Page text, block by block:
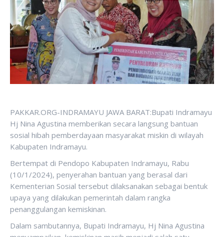
PAKKAR.ORG-INDRAMAYU JAWA BARAT:Bupati Indramayu
Hj Nina Agustina memberikan secara langsung bantuan
sosial hibah pemberdayaan masyarakat miskin di wilayah
Kabupaten Indramayu.
Bertempat di Pendopo Kabupaten Indramayu, Rabu
(10/1/2024), penyerahan bantuan yang berasal dari
Kementerian Sosial tersebut dilaksanakan sebagai bentuk
upaya yang dilakukan pemerintah dalam rangka
penanggulangan kemiskinan.
Dalam sambutannya, Bupati Indramayu, Hj Nina Agustina